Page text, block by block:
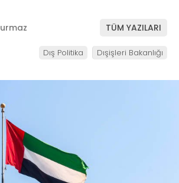
TÜM YAZILARI
Dış Politika Dışişleri Bakanlığı